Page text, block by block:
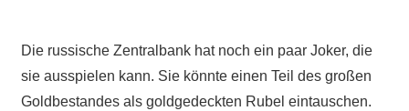
Die russische Zentralbank hat noch ein paar Joker, die
sie ausspielen kann. Sie könnte einen Teil des großen
Goldbestandes als goldgedeckten Rubel eintauschen.